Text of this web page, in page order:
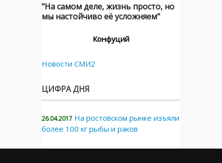
"На самом деле, жизнь просто, но
мы настойчиво её усложняем"
Конфуций
Новости СМИ2
ЦИФРА ДНЯ
26.04.2017 На ростовском рынке изъяли
более 100 кг рыбы и раков